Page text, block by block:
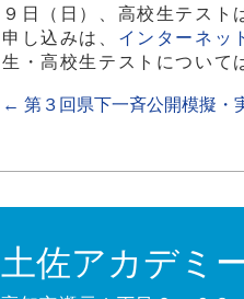
９日（日）、高校生テス
申し込みは、 インターネッ
生・高校生テストについて
← 第３回県下一斉公開模擬・
土佐アカデミ